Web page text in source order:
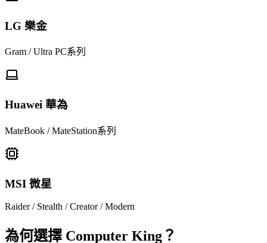
LG 樂金
Gram / Ultra PC系列
Huawei 華為
MateBook / MateStation系列
MSI 微星
Raider / Stealth / Creator / Modern
為何選擇 Computer King？